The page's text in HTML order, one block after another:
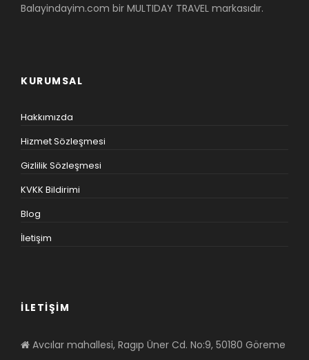
Balayindayim.com bir MULTIDAY TRAVEL markasıdır.
KURUMSAL
Hakkımızda
Hizmet Sözleşmesi
Gizlilik Sözleşmesi
KVKK Bildirimi
Blog
İletişim
İLETİŞİM
Avcılar mahallesi, Ragıp Üner Cd. No:9, 50180 Göreme